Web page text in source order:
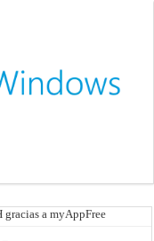
gracias a myAppFree